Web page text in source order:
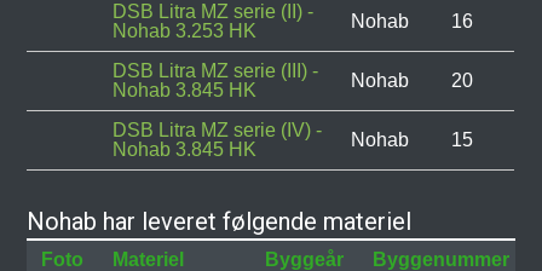
DSB Litra MZ serie (II) -
Nohab 3.253 HK
Nohab 16
DSB Litra MZ serie (III) -
Nohab 3.845 HK
Nohab 20
DSB Litra MZ serie (IV) -
Nohab 3.845 HK
Nohab 15
Nohab har leveret følgende materiel
Foto Materiel Byggeår Byggenummer